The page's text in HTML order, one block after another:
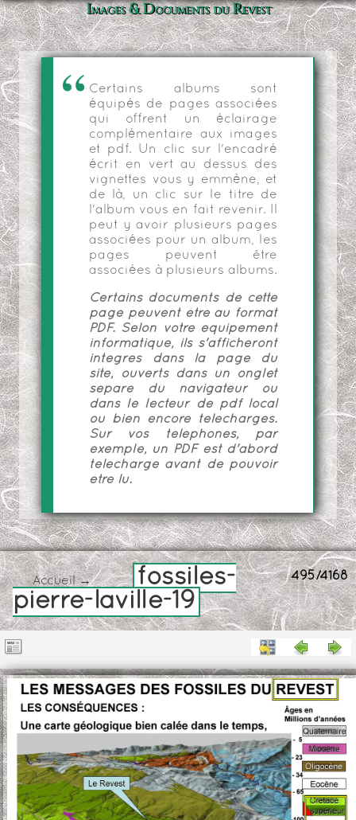
Images & Documents du Revest
Certains albums sont
équipés de pages associées
qui offrent un éclairage
complémentaire aux images
et pdf. Un clic sur l'encadré
écrit en vert au dessus des
vignettes vous y emmène, et
de là, un clic sur le titre de
l'album vous en fait revenir. Il
peut y avoir plusieurs pages
associées pour un album, les
pages peuvent être
associées à plusieurs albums.
Certains documents de cette
page peuvent être au format
PDF. Selon votre équipement
informatique, ils s'afficheront
intégrés dans la page du
site, ouverts dans un onglet
séparé du navigateur ou
dans le lecteur de pdf local
ou bien encore téléchargés.
Sur vos téléphones, par
exemple, un PDF est d'abord
téléchargé avant de pouvoir
être lu.
495/4168
Accueil→
fossiles-
pierre-laville-19